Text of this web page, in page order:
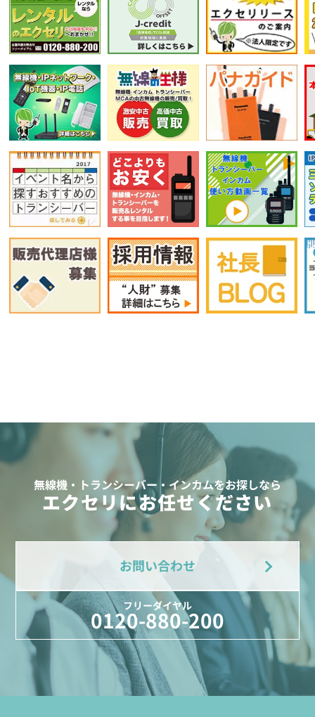
無線機・トランシーバー・インカムをお探しなら
エクセリにお任せください
お問い合わせ
フリーダイヤル
0120-880-200